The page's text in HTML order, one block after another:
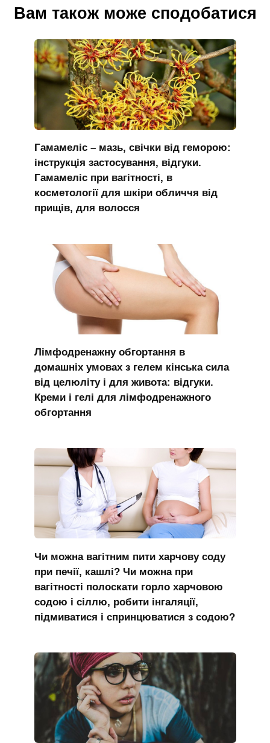
Вам також може сподобатися
Гамамеліс – мазь, свічки від геморою:
інструкція застосування, відгуки.
Гамамеліс при вагітності, в
косметології для шкіри обличчя від
прищів, для волосся
Лімфодренажну обгортання в
домашніх умовах з гелем кінська сила
від целюліту і для живота: відгуки.
Креми і гелі для лімфодренажного
обгортання
Чи можна вагітним пити харчову соду
при печії, кашлі? Чи можна при
вагітності полоскати горло харчовою
содою і сіллю, робити інгаляції,
підмиватися і спринцюватися з содою?